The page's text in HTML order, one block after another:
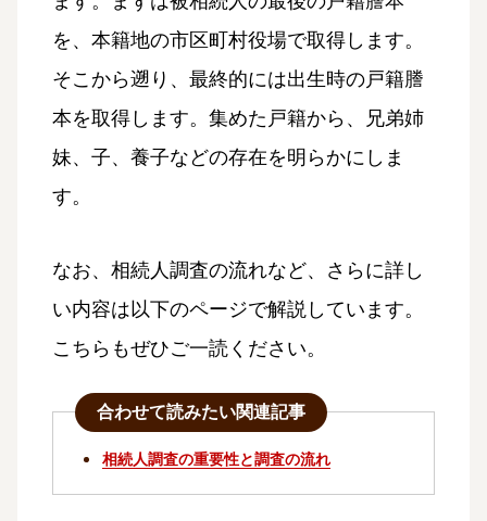
を、本籍地の市区町村役場で取得します。
そこから遡り、最終的には出生時の戸籍謄
本を取得します。集めた戸籍から、兄弟姉
妹、子、養子などの存在を明らかにしま
す。
なお、相続人調査の流れなど、さらに詳し
い内容は以下のページで解説しています。
こちらもぜひご一読ください。
合わせて読みたい関連記事
相続人調査の重要性と調査の流れ